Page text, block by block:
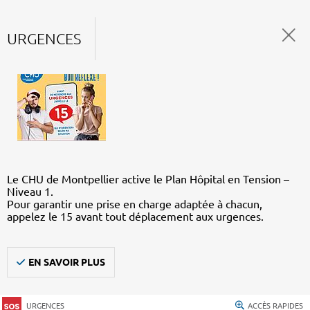
URGENCES
Le CHU de Montpellier active le Plan Hôpital en Tension –
Niveau 1.
Pour garantir une prise en charge adaptée à chacun,
appelez le 15 avant tout déplacement aux urgences.
EN SAVOIR PLUS
URGENCES ACCÈS RAPIDES